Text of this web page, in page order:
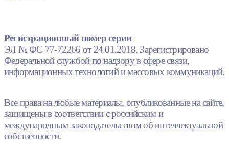
Регистрационный номер серии
ЭЛ № ФС 77-72266 от 24.01.2018. Зарегистрировано
Федеральной службой по надзору в сфере связи,
информационных технологий и массовых коммуникаций.
Все права на любые материалы, опубликованные на сайте,
защищены в соответствии с российским и
международным законодательством об интеллектуальной
собственности.